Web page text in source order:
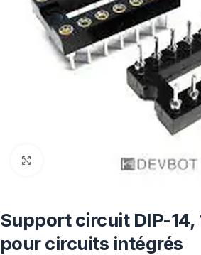
Support circuit DIP-14,
pour circuits intégrés